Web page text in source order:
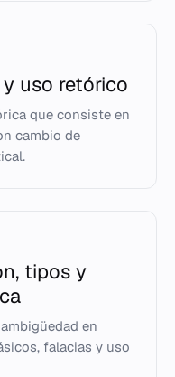
uso retórico
que consiste en
cambio de
tipos y
en
falacias y uso